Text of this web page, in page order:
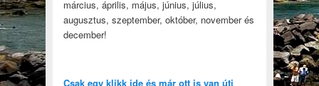
március, április, május, június, július,
augusztus, szeptember, október, november és
december!
Csak egy klikk ide és már ott is van úti